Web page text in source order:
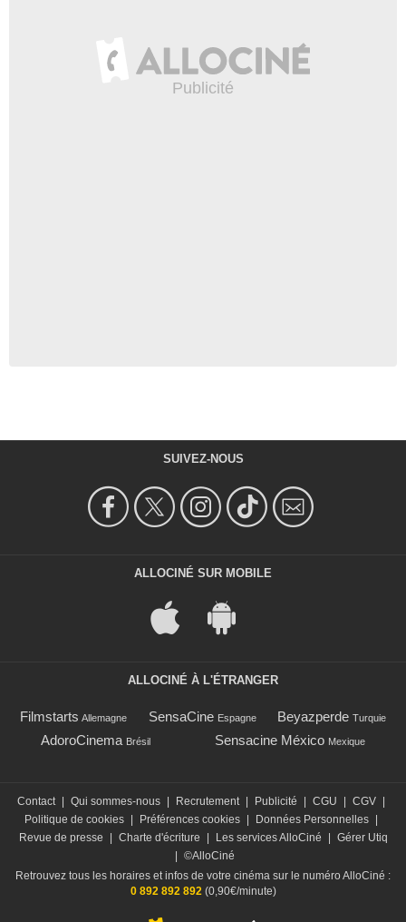
SUIVEZ-NOUS
ALLOCINÉ SUR MOBILE
ALLOCINÉ À L'ÉTRANGER
Filmstarts Allemagne SensaCine Espagne Beyazperde Turquie
AdoroCinema Brésil Sensacine México Mexique
Contact Qui sommes-nous Recrutement Publicité CGU CGV
Politique de cookies
Préférences cookies Données Personnelles
Revue de presse
Charte d'écriture Les services AlloCiné
Gérer Utiq
©AlloCiné
Retrouvez tous les horaires et infos de votre cinéma sur le numéro AlloCiné :
0 892 892 892(0,90€/minute)